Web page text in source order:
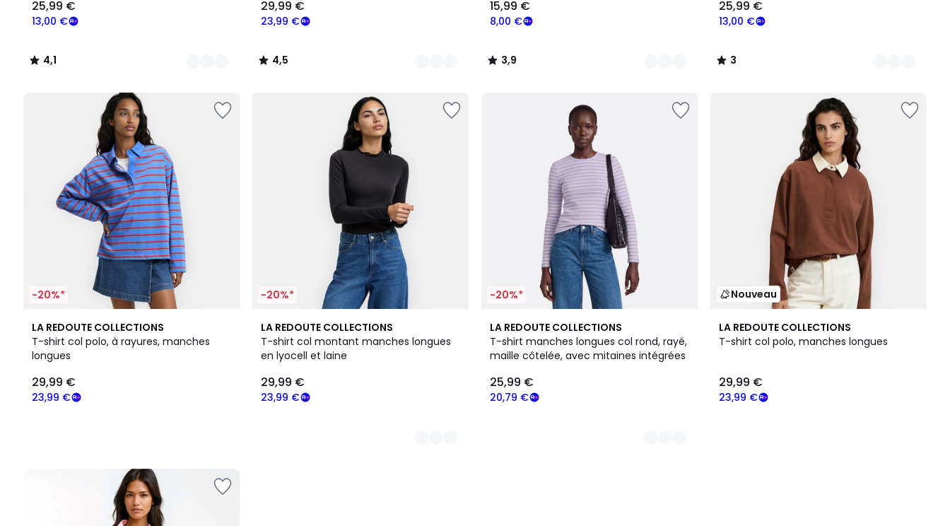
13,00 €
25,99 €
4,1
/
23,99 €
29,99 €
4,5
/
8,00 €
15,99 €
3,9
/
13,00 €
25,99 €
3
/
-20%*
LA REDOUTE COLLECTIONS
T-shirt col polo, à rayures, manches
longues
23,99 €
29,99 €
-20%*
LA REDOUTE COLLECTIONS
T-shirt col montant manches longues
en lyocell et laine
23,99 €
29,99 €
5
Couleurs
-20%*
LA REDOUTE COLLECTIONS
T-shirt manches longues col rond, rayé,
maille côtelée, avec mitaines intégrées
20,79 €
25,99 €
2
Couleurs
Nouveau
LA REDOUTE COLLECTIONS
T-shirt col polo, manches longues
23,99 €
29,99 €